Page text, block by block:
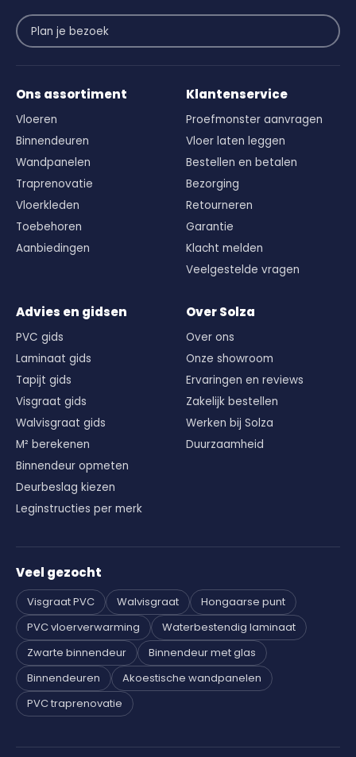
Plan je bezoek
Ons assortiment
Vloeren
Binnendeuren
Wandpanelen
Traprenovatie
Vloerkleden
Toebehoren
Aanbiedingen
Klantenservice
Proefmonster aanvragen
Vloer laten leggen
Bestellen en betalen
Bezorging
Retourneren
Garantie
Klacht melden
Veelgestelde vragen
Advies en gidsen
PVC gids
Laminaat gids
Tapijt gids
Visgraat gids
Walvisgraat gids
M² berekenen
Binnendeur opmeten
Deurbeslag kiezen
Leginstructies per merk
Over Solza
Over ons
Onze showroom
Ervaringen en reviews
Zakelijk bestellen
Werken bij Solza
Duurzaamheid
Veel gezocht
Visgraat PVC Walvisgraat
Hongaarse punt
PVC vloerverwarming
Waterbestendig laminaat
Zwarte binnendeur
Binnendeur met glas
Binnendeuren
Akoestische wandpanelen
PVC traprenovatie